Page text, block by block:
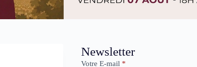
Newsletter
Newsletter
Votre E-mail *